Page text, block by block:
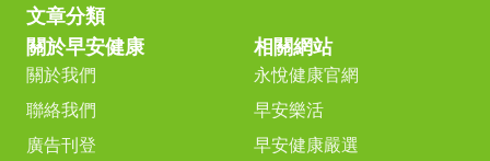
文章分類
關於早安健康
關於我們
聯絡我們
廣告刊登
相關網站
永悅健康官網
早安樂活
早安健康嚴選